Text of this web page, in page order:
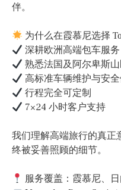
伴。
为什么在霞慕尼选择
深耕欧洲高端包车服务
熟悉法国及阿尔卑斯
高标准车辆维护与安
行程完全可定制
7×24 小时客户支持
我们理解高端旅行的真正
终被妥善照顾的细节。
服务覆盖：霞慕尼、